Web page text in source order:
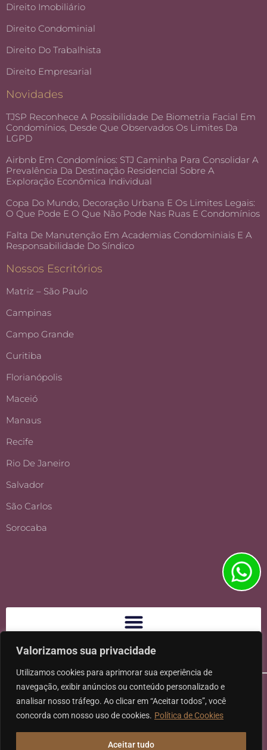
Valorizamos sua privacidade
Utilizamos cookies para aprimorar sua experiência de
navegação, exibir anúncios ou conteúdo personalizado e
analisar nosso tráfego. Ao clicar em “Aceitar todos”, você
concorda com nosso uso de cookies. Política de Cookies
Aceitar tudo
Direito Imobiliário
Direito Condominial
Direito Do Trabalhista
Direito Empresarial
Novidades
TJSP Reconhece A Possibilidade De Biometria Facial Em
Condomínios, Desde Que Observados Os Limites Da
LGPD
Airbnb Em Condomínios: STJ Caminha Para Consolidar A
Prevalência Da Destinação Residencial Sobre A
Exploração Econômica Individual
Copa Do Mundo, Decoração Urbana E Os Limites Legais:
O Que Pode E O Que Não Pode Nas Ruas E Condomínios
Falta De Manutenção Em Academias Condominiais E A
Responsabilidade Do Síndico
Nossos Escritórios
Matriz – São Paulo
Campinas
Campo Grande
Curitiba
Florianópolis
Maceió
Manaus
Recife
Rio De Janeiro
Salvador
São Carlos
Sorocaba
Ⓒ 2026 - Todos os direitos reservados à Karpat Sociedade de
Advogados | CNPJ: 11.317.840/0001-07